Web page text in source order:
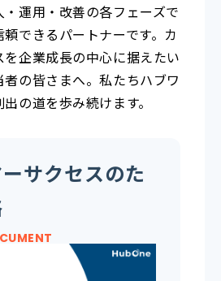
運用・改善の各フェーズで
できるパートナーです。カ
企業成長の中心に据えたい
の皆さまへ。私たちハブワ
の道を歩み続けます。
サクセスのた